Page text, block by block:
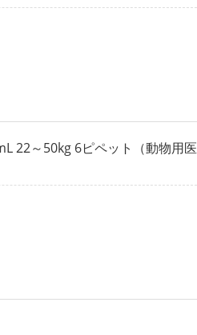
22～50kg 6ピペット（動物用医